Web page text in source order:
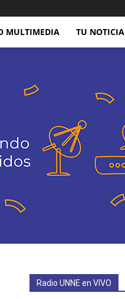
MULTIMEDIA TU NOTICIA
Radio UNNE en VIVO